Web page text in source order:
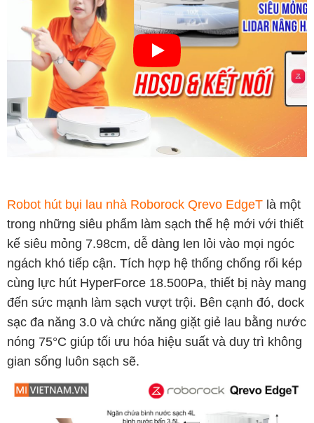
Robot hút bụi lau nhà Roborock Qrevo EdgeT là một
trong những siêu phẩm làm sạch thế hệ mới với thiết
kế siêu mỏng 7.98cm, dễ dàng len lỏi vào mọi ngóc
ngách khó tiếp cận. Tích hợp hệ thống chống rối kép
cùng lực hút HyperForce 18.500Pa, thiết bị này mang
đến sức mạnh làm sạch vượt trội. Bên cạnh đó, dock
sạc đa năng 3.0 và chức năng giặt giẻ lau bằng nước
nóng 75°C giúp tối ưu hóa hiệu suất và duy trì không
gian sống luôn sạch sẽ.